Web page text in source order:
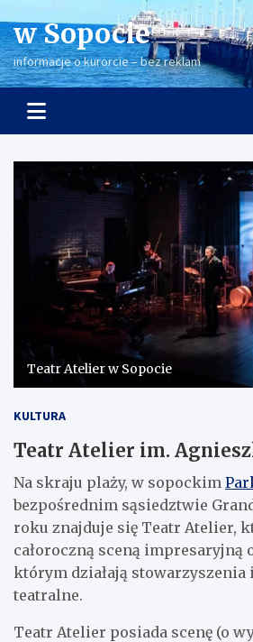
to
content
w Sopocie
informacje o kurorcie – bez reklam
Teatr Atelier w Sopocie
KULTURA
Teatr Atelier im.
Na skraju plaży, w sopockim
bezpośrednim sąsiedztwie
roku znajduje się Teatr Atelier,
całoroczną sceną impresaryjną
którym działają stowarzyszenia
teatralne.
Teatr Atelier posiada scenę (o